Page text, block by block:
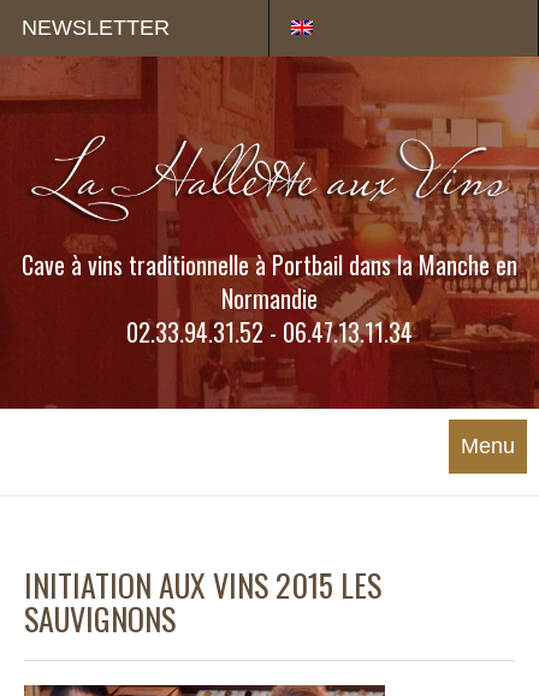
NEWSLETTER
Cave à vins traditionnelle à Portbail dans la Manche en
Normandie
02.33.94.31.52 - 06.47.13.11.34
Menu
INITIATION AUX VINS 2015 LES
SAUVIGNONS
Panneau de gestion des cookies